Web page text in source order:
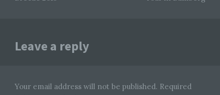
Leave a reply
Your email address will not be published. Required
darin besteht, dass diese personenbezogenen
wirtschaftlicher Lage, Gesundheit, persönlicher
Vorlieben, Interessen, Zuverlässigkeit, Verhalten,